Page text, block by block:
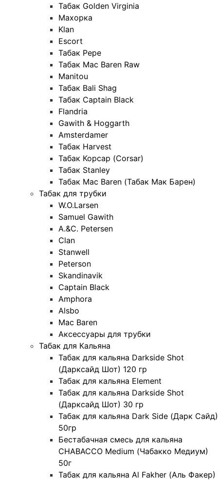
Табак Golden Virginia
Махорка
Klan
Escort
Табак Pepe
Табак Mac Baren Raw
Manitou
Табак Bali Shag
Табак Captain Black
Flandria
Gawith & Hoggarth
Amsterdamer
Табак Harvest
Табак Корсар (Corsar)
Табак Stanley
Табак Mac Baren (Табак Мак Барен)
Табак для трубки
W.O.Larsen
Samuel Gawith
A.&C. Petersen
Clan
Stanwell
Peterson
Skandinavik
Captain Black
Amphora
Alsbo
Mac Baren
Аксессуары для трубки
Табак для Кальяна
Табак для кальяна Darkside Shot
(Дарксайд Шот) 120 гр
Табак для кальяна Element
Табак для кальяна Darkside Shot
(Дарксайд Шот) 30 гр
Табак для кальяна Dark Side (Дарк Сайд)
50гр
Бестабачная смесь для кальяна
CHABACCO Medium (Чабакко Медиум)
50г
Табак для кальяна Al Fakher (Аль Факер)